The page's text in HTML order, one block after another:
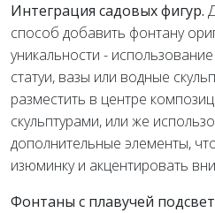
Интеграция садовых фигур.
способ добавить фонтану
уникальности -
статуи, вазы или водные
разместить в центре
скульптурами, или же
дополнительные элементы,
изюминку и акцентировать
Фонтаны с плавучей